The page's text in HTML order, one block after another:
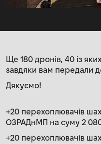
Ще 180 дронів, 40 із
завдяки вам передали
Дякуємо!
+20 перехоплювачів
ОЗРАДнМП на суму 2
+20 перехоплювачів